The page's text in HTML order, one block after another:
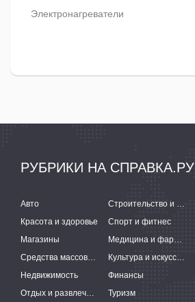
Электронагреватели
РУБРИКИ НА СПРАВКА.РУ
Авто Строительство и ремонт
Красота и здоровье
Спорт и фитнес
Магазины
Медицина и фармацевтика
Средства массовой информации
Культура и искусство
Недвижимость
Финансы
Отдых и развлечения
Туризм